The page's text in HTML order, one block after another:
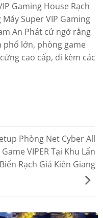
Gaming House Rạch
Super VIP Gaming
An Phát cứ ngỡ rằng
phố lớn, phòng game
cao cấp, đi kèm các
Phòng Net Cyber All
Game VIPER Tại Khu Lấn
Biển Rạch Giá Kiên Giang